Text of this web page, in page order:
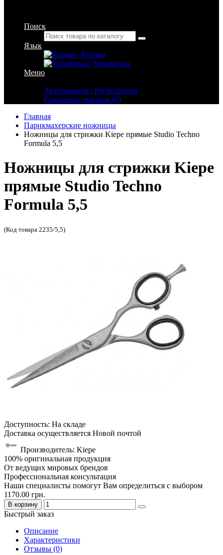
Поиск
Язык
Russian
Українська
Меню
Авторизация / Регистрация
Сравнение товаров (0)
Главная
Парикмахерские ножницы
Ножницы для стрижки Kiepe прямые Studio Techno
Formula 5,5
Ножницы для стрижки Kiepe
прямые Studio Techno
Formula 5,5
(Код товара 2235/5,5)
Доступность: На складе
Доставка осуществляется Новой почтой
Производитель: Kiepe
100% оригинальная продукция
От ведущих мировых брендов
Профессиональная консультация
Наши специалисты помогут Вам определиться с выбором
1170.00 грн.
В корзину
Быстрый заказ
Описание
Характеристики
Отзывы (0)